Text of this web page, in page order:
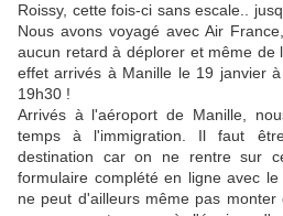
Roissy, cette fois-ci sans escale..
Nous avons voyagé avec Air
aucun retard à déplorer et même de
effet arrivés à Manille le 19 janvier
19h30 !
Arrivés à l'aéroport de Manille,
temps à l'immigration. Il faut
destination car on ne rentre sur
formulaire complété en ligne avec
ne peut d'ailleurs même pas